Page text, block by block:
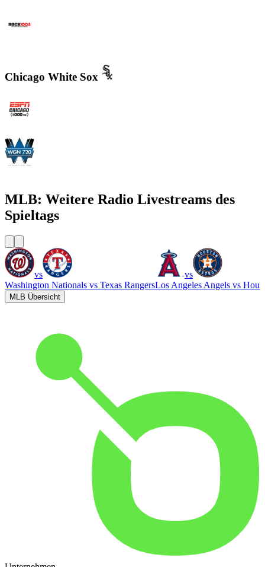
Chicago White Sox
MLB: Weitere Radio Livestreams des
Spieltags
vs
Washington Nationals vs Texas Rangers
vs
Los Angeles Angels vs
MLB Übersicht